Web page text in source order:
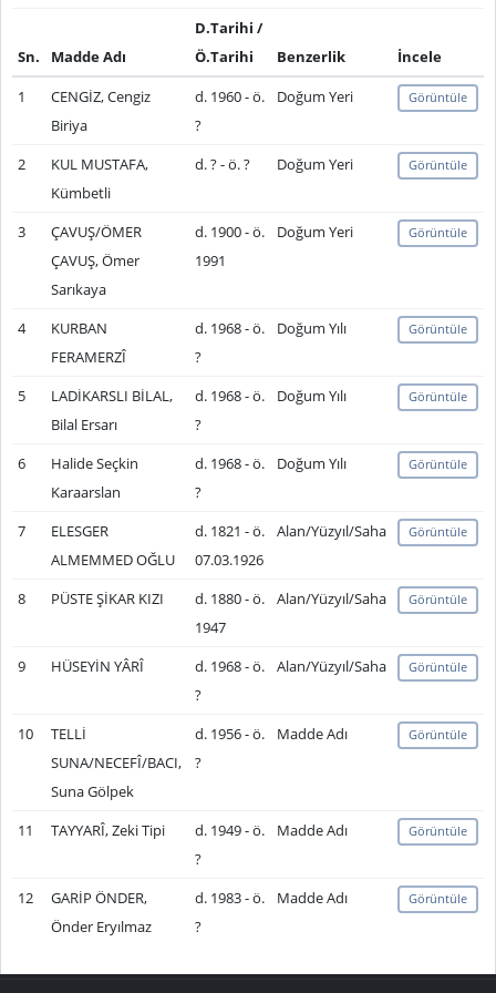
Sn. Madde Adı
D.Tarihi /
Ö.Tarihi
Benzerlik
İncele
1
CENGİZ, Cengiz
Biriya
d. 1960 - ö.
?
Doğum Yeri Görüntüle
2
KUL MUSTAFA,
Kümbetli
d. ? - ö. ? Doğum Yeri Görüntüle
3
ÇAVUŞ/ÖMER
ÇAVUŞ, Ömer
Sarıkaya
d. 1900 - ö.
1991
Doğum Yeri Görüntüle
4
KURBAN
FERAMERZÎ
d. 1968 - ö.
?
Doğum Yılı Görüntüle
5
LADİKARSLI BİLAL,
Bilal Ersarı
d. 1968 - ö.
?
Doğum Yılı Görüntüle
6
Halide Seçkin
Karaarslan
d. 1968 - ö.
?
Doğum Yılı Görüntüle
7
ELESGER
ALMEMMED OĞLU
d. 1821 - ö.
07.03.1926
Alan/Yüzyıl/Saha Görüntüle
8 PÜSTE ŞİKAR KIZI
d. 1880 - ö.
1947
Alan/Yüzyıl/Saha Görüntüle
9 HÜSEYİN YÂRÎ
d. 1968 - ö.
?
Alan/Yüzyıl/Saha Görüntüle
10
TELLİ
SUNA/NECEFÎ/BACI,
Suna Gölpek
d. 1956 - ö.
?
Madde Adı Görüntüle
11 TAYYARÎ, Zeki Tipi
d. 1949 - ö.
?
Madde Adı Görüntüle
12
GARİP ÖNDER,
Önder Eryılmaz
d. 1983 - ö.
?
Madde Adı Görüntüle